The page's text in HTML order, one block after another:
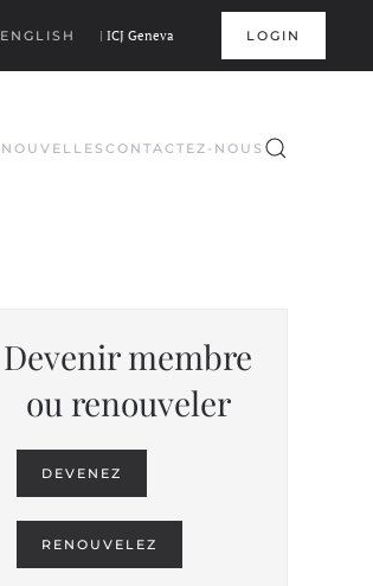
ENGLISH | ICJ Geneva LOGIN
NOUVELLES CONTACTEZ-NOUS
Devenir membre
ou renouveler
DEVENEZ
RENOUVELEZ